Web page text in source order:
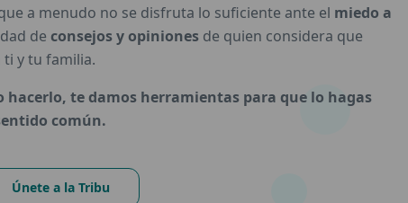
a menudo no se disfruta lo suficiente ante el miedo a
de consejos y opiniones de quien considera que
ti y tu familia.
hacerlo, te damos herramientas para que lo hagas
común.
Únete a la Tribu